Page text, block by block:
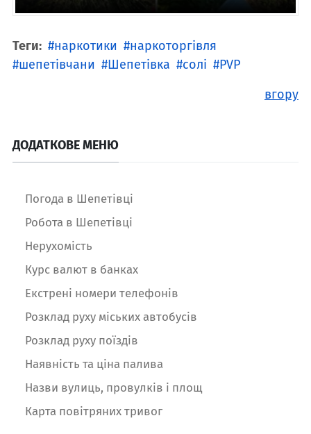
Теги: наркотики
наркоторгівля
шепетівчани
Шепетівка солі
PVP
вгору
ДОДАТКОВЕ МЕНЮ
Погода в Шепетівці
Робота в Шепетівці
Нерухомість
Курс валют в банках
Екстрені номери телефонів
Розклад руху міських автобусів
Розклад руху поїздів
Наявність та ціна палива
Назви вулиць, провулків і площ
Карта повітряних тривог